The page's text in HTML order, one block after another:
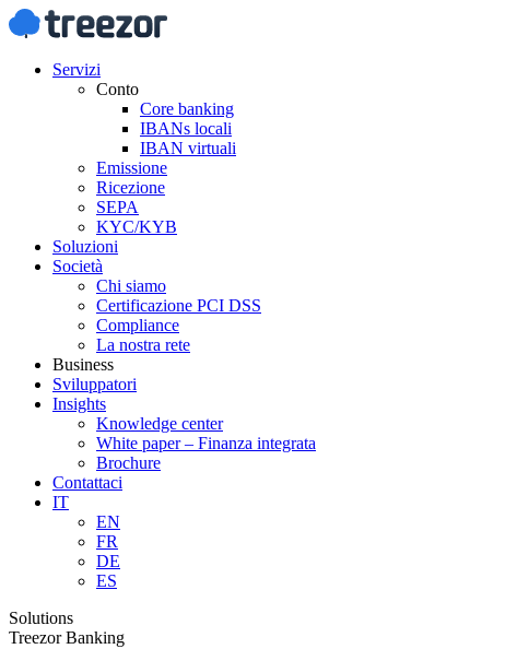
Servizi
Conto
Core banking
IBANs locali
IBAN virtuali
Emissione
Ricezione
SEPA
KYC/KYB
Soluzioni
Società
Chi siamo
Certificazione PCI DSS
Compliance
La nostra rete
Business
Sviluppatori
Insights
Knowledge center
White paper – Finanza integrata
Brochure
Contattaci
IT
EN
FR
DE
ES
Solutions
Treezor Banking